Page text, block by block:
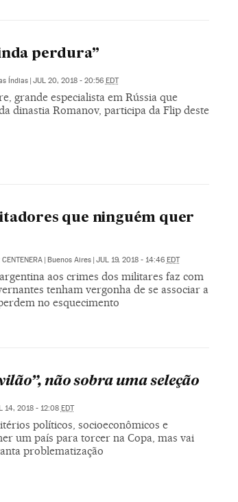
perdura”
Índias JUL 20, 2018 - 20:56 EDT
grande especialista em Rússia que
dinastia Romanov, participa da Flip deste
que ninguém quer
| Buenos Aires | JUL 19, 2018 - 14:46 EDT
aos crimes dos militares faz com
tenham vergonha de se associar a
no esquecimento
não sobra uma seleção
14, 2018 - 12:08 EDT
políticos, socioeconômicos e
um país para torcer na Copa, mas vai
problematização